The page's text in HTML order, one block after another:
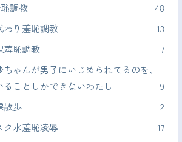
調教
48
り羞恥調教
13
恥調教
7
ゃんが男子にいじめられてるのを、
ることしかできないわたし
9
歩
2
水羞恥凌辱
17